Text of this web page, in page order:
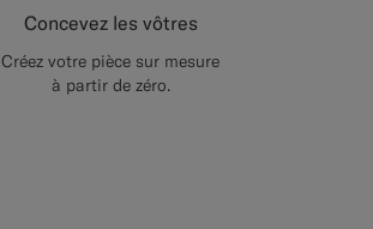
Concevez les vôtres
Créez votre pièce sur mesure
à partir de zéro.